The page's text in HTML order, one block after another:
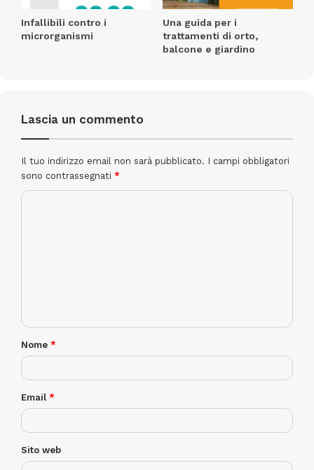
comac.it
Infallibili contro i
microrganismi
Una guida per i
trattamenti di orto,
balcone e giardino
Lascia un commento
Il tuo indirizzo email non sarà pubblicato. I campi obbligatori
sono contrassegnati *
Nome *
Email *
Sito web